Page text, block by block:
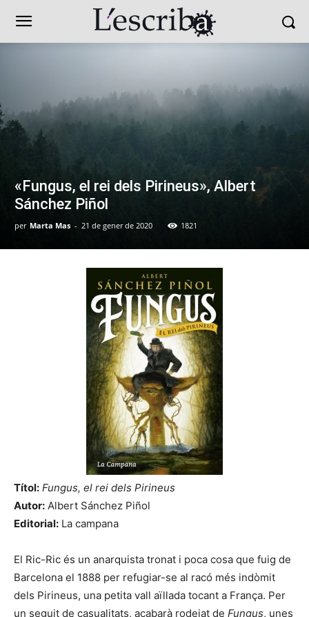
«Fungus, el rei dels Pirineus», Albert
Sánchez Piñol
per Marta Mas - 21 de gener de 2020 1821
Títol: Fungus, el rei dels Pirineus
Autor: Albert Sánchez Piñol
Editorial: La campana
El Ric-Ric és un anarquista tronat i poca cosa que fuig de
Barcelona el 1888 per refugiar-se al racó més indòmit
dels Pirineus, una petita vall aïllada tocant a França. Per
un seguit de casualitats, acabarà rodejat de Fungus, unes